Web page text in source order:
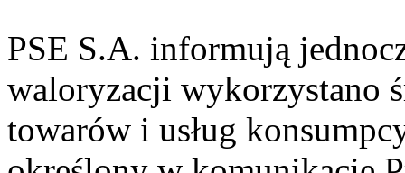
PSE S.A. informują
waloryzacji wykorzystano
towarów i usług